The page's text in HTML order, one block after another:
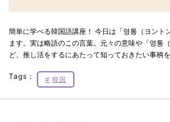
簡単に学べる韓国語講座！ 今日は「영통（ヨント
ます。実は略語のこの言葉。元々の意味や「영통
ど、推し活をするにあたって知っておきたい事柄
Tags： 韓国